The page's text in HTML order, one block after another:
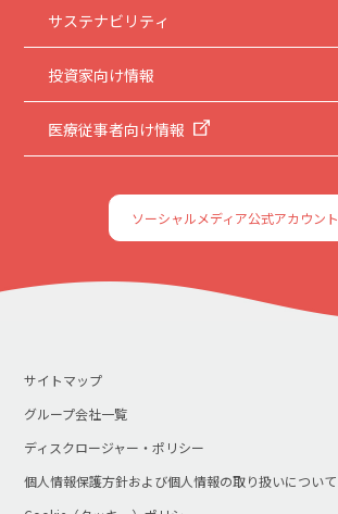
サステナビリティ
投資家向け情報
医療従事者向け情報
ソーシャルメディア公式アカウント
サイトマップ
グループ会社一覧
ディスクロージャー・ポリシー
個人情報保護方針および個人情報の取り扱いについて